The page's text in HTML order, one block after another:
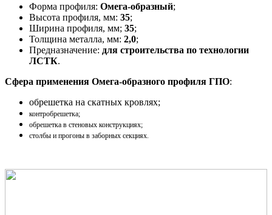
Форма профиля: Омега-образный;
Высота профиля, мм: 35;
Ширина профиля, мм; 35;
Толщина металла, мм: 2,0;
Предназначение: для строительства по технологии
ЛСТК.
Сфера применения Омега-образного профиля ГПО:
обрешетка на скатных кровлях;
контробрешетка;
обрешетка в стеновых конструкциях;
столбы и прогоны в заборных секциях.